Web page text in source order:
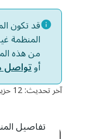
قد تكون
المنظمة
من هذه
أوتواصل
آخر تحديث: 12 حزيران/يونيو 2026
تفاصيل